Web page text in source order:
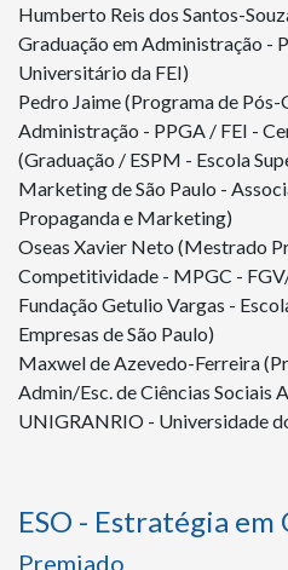
Humberto Reis dos Santos-
Graduação em Administração -
Universitário da FEI)
Pedro Jaime (Programa de Pós-
Administração - PPGA / FEI -
(Graduação / ESPM - Escola
Marketing de São Paulo -
Propaganda e Marketing)
Oseas Xavier Neto (Mestrado
Competitividade - MPGC -
Fundação Getulio Vargas -
Empresas de São Paulo)
Maxwel de Azevedo-Ferreira
Admin/Esc. de Ciências Sociais
UNIGRANRIO - Universidade
ESO - Estratégia em
Premiado